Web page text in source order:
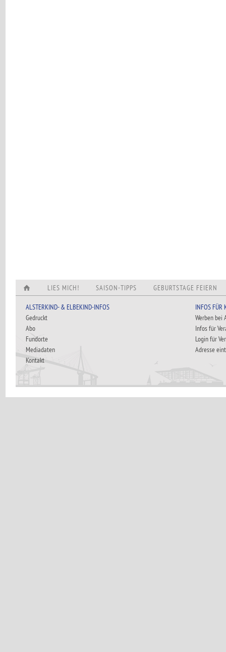
LIES MICH! SAISON-TIPPS GEBURTSTAGE FEIERN
ALSTERKIND- & ELBEKIND-INFOS
Gedruckt
Abo
Fundorte
Mediadaten
Kontakt
INFOS FÜR
Werben bei
Infos für
Login für
Adresse